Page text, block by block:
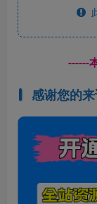
------
感谢您的